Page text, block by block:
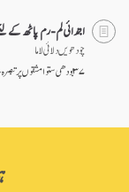
ابتدائی لم-رم پاٹھ کے
چودھویں دلائی لاما
۳۷ بودھی ستوا مشقوں پر تبصرہ – دلائی لاما - حصہ ۲ / ۳